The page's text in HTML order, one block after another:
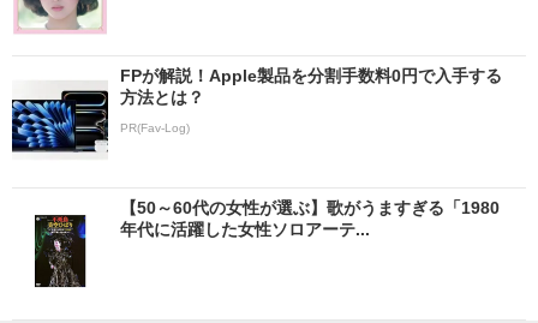
FPが解説！Apple製品を分割手数料0円で入手する
方法とは？
PR(Fav-Log)
【50～60代の女性が選ぶ】歌がうますぎる「1980
年代に活躍した女性ソロアーテ...